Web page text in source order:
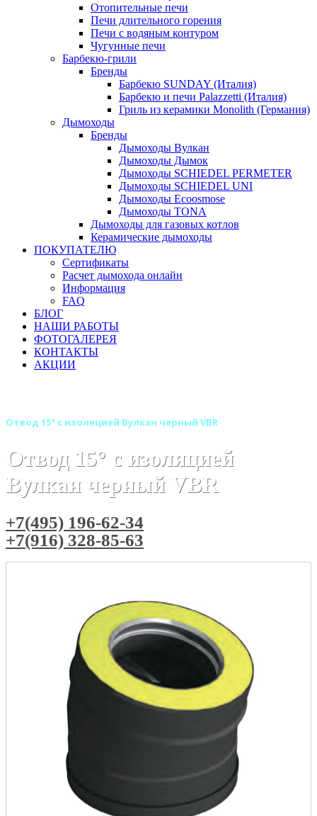
Отопительные печи
Печи длительного горения
Печи с водяным контуром
Чугунные печи
Барбекю-грили
Бренды
Барбекю SUNDAY (Италия)
Барбекю и печи Palazzetti (Италия)
Гриль из керамики Monolith (Германия)
Дымоходы
Бренды
Дымоходы Вулкан
Дымоходы Дымок
Дымоходы SCHIEDEL PERMETER
Дымоходы SCHIEDEL UNI
Дымоходы Ecoosmose
Дымоходы TONA
Дымоходы для газовых котлов
Керамические дымоходы
ПОКУПАТЕЛЮ
Сертификаты
Расчет дымохода онлайн
Информация
FAQ
БЛОГ
НАШИ РАБОТЫ
ФОТОГАЛЕРЕЯ
КОНТАКТЫ
АКЦИИ
Отвод 15° с изоляцией Вулкан черный VBR
Отвод 15° с изоляцией
Вулкан черный VBR
+7(495) 196-62-34
+7(916) 328-85-63